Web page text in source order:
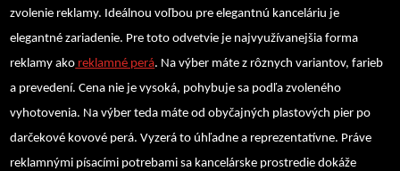
zvolenie reklamy. Ideálnou voľbou pre elegantnú kanceláriu je
elegantné zariadenie. Pre toto odvetvie je najvyužívanejšia forma
reklamy ako reklamné perá. Na výber máte z rôznych variantov, farieb
a prevedení. Cena nie je vysoká, pohybuje sa podľa zvoleného
vyhotovenia. Na výber teda máte od obyčajných plastových pier po
darčekové kovové perá. Vyzerá to úhľadne a reprezentatívne. Práve
reklamnými písacími potrebami sa kancelárske prostredie dokáže